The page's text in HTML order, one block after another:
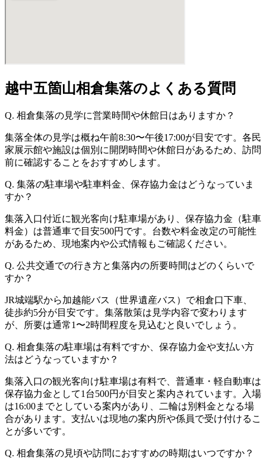
越中五箇山相倉集落のよくある質問
Q. 相倉集落の見学に営業時間や休館日はありますか？
集落全体の見学は概ね午前8:30〜午後17:00が目安です。各民
家展示館や施設は個別に開閉時間や休館日があるため、訪問
前に確認することをおすすめします。
Q. 集落の駐車場や駐車料金、保存協力金はどうなっていま
すか？
集落入口付近に観光客向け駐車場があり、保存協力金（駐車
料金）は普通車で目安500円です。台数や料金改定の可能性
があるため、現地案内や公式情報もご確認ください。
Q. 公共交通での行き方と集落内の所要時間はどのくらいで
すか？
JR城端駅から加越能バス（世界遺産バス）で相倉口下車、
徒歩約5分が目安です。集落散策は見学内容で変わります
が、所要は通常1〜2時間程度を見込むと良いでしょう。
Q. 相倉集落の駐車場は有料ですか、保存協力金や支払い方
法はどうなっていますか？
集落入口の観光客向け駐車場は有料で、普通車・軽自動車は
保存協力金として1台500円が目安と案内されています。入場
は16:00までとしている案内があり、二輪は別料金となる場
合があります。支払いは現地の案内所や係員で受け付けるこ
とが多いです。
Q. 相倉集落の見頃や訪問におすすめの時期はいつですか？